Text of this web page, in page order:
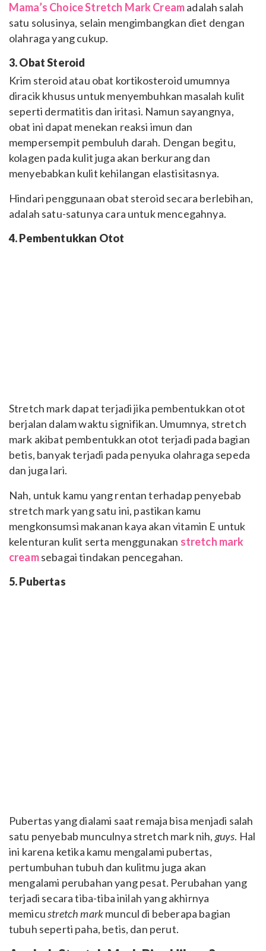
Mama’s Choice Stretch Mark Creamadalah salah
satu solusinya, selain mengimbangkan diet dengan
olahraga yang cukup.
3. Obat Steroid
Krim steroid atau obat kortikosteroid umumnya
diracik khusus untuk menyembuhkan masalah kulit
seperti dermatitis dan iritasi. Namun sayangnya,
obat ini dapat menekan reaksi imun dan
mempersempit pembuluh darah. Dengan begitu,
kolagen pada kulit juga akan berkurang dan
menyebabkan kulit kehilangan elastisitasnya.
Hindari penggunaan obat steroid secara berlebihan,
adalah satu-satunya cara untuk mencegahnya.
4. Pembentukkan Otot
Stretch mark dapat terjadi jika pembentukkan otot
berjalan dalam waktu signifikan. Umumnya, stretch
mark akibat pembentukkan otot terjadi pada bagian
betis, banyak terjadi pada penyuka olahraga sepeda
dan juga lari.
Nah, untuk kamu yang rentan terhadap penyebab
stretch mark yang satu ini, pastikan kamu
mengkonsumsi makanan kaya akan vitamin E untuk
kelenturan kulit serta menggunakan stretch mark
creamsebagai tindakan pencegahan.
5. Pubertas
Pubertas yang dialami saat remaja bisa menjadi salah
satu penyebab munculnya stretch mark nih, guys. Hal
ini karena ketika kamu mengalami pubertas,
pertumbuhan tubuh dan kulitmu juga akan
mengalami perubahan yang pesat. Perubahan yang
terjadi secara tiba-tiba inilah yang akhirnya
memicustretch markmuncul di beberapa bagian
tubuh seperti paha, betis, dan perut.